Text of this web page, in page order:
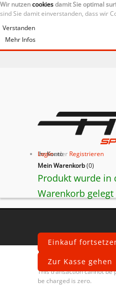
Wir nutzencookiesdamit Sie optimal
sind Sie damit einverstanden, dass wir
Verstanden
Mehr Infos
Ihr Konto
Loginoder Registrieren
Mein Warenkorb(0)
Produkt wurde in
Warenkorb gelegt
Einkauf
Zur Kasse gehen
Fehler
This transaction cannot be
be charged is zero.